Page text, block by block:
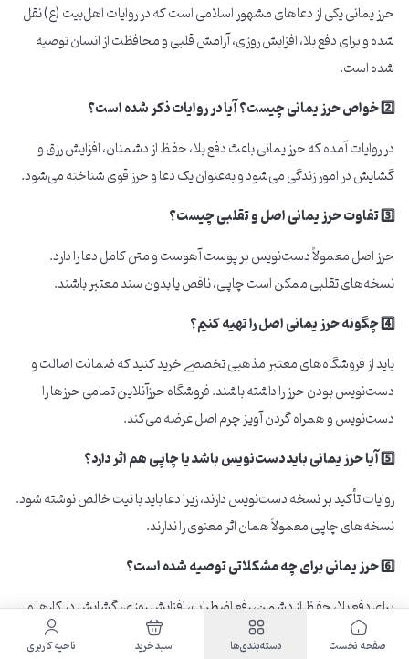
حرز یمانی یکی از دعاهای مشهور اسلامی است که در روایات اهل‌بیت (ع) نقل
شده و برای دفع بلا، افزایش روزی، آرامش قلبی و محافظت از انسان توصیه
شده است.
2️⃣ خواص حرز یمانی چیست؟ آیا در روایات ذکر شده است؟
در روایات آمده که حرز یمانی باعث دفع بلا، حفظ از دشمنان، افزایش رزق و
گشایش در امور زندگی می‌شود و به‌عنوان یک دعا و حرز قوی شناخته می‌شود.
3️⃣ تفاوت حرز یمانی اصل و تقلبی چیست؟
حرز اصل معمولاً دست‌نویس بر پوست آهوست و متن کامل دعا را دارد.
نسخه‌های تقلبی ممکن است چاپی، ناقص یا بدون سند معتبر باشند.
4️⃣ چگونه حرز یمانی اصل را تهیه کنیم؟
باید از فروشگاه‌های معتبر مذهبی تخصصی خرید کنید که ضمانت اصالت و
دست‌نویس بودن حرز را داشته باشند. فروشگاه حرزآنلاین تمامی حرزها را
دست‌نویس و همراه گردن آویز چرم اصل عرضه می‌کند.
5️⃣ آیا حرز یمانی باید دست‌نویس باشد یا چاپی هم اثر دارد؟
روایات تأکید بر نسخه دست‌نویس دارند، زیرا دعا باید با نیت خالص نوشته شود.
نسخه‌های چاپی معمولاً همان اثر معنوی را ندارند.
6️⃣ حرز یمانی برای چه مشکلاتی توصیه شده است؟
برای دفع بلا، حفظ از دشمن، رفع اضطراب، افزایش روزی، گشایش در کارها و
محافظت از چشم‌زخم توصیه می‌شود.
صفحه نخست دسته‌بندی‌ها سبد خرید ناحیه کاربری